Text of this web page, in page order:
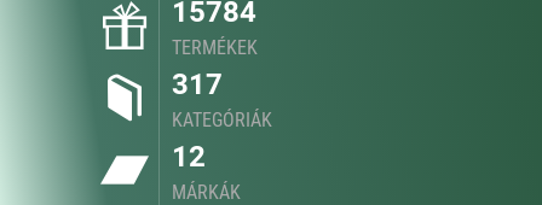
15784
TERMÉKEK
317
KATEGÓRIÁK
12
MÁRKÁK